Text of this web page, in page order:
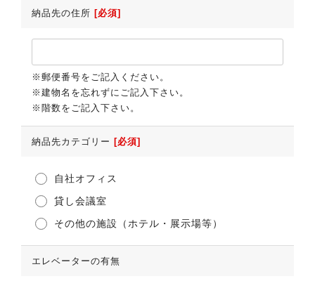
納品先の住所 [必須]
※郵便番号をご記入ください。
※建物名を忘れずにご記入下さい。
※階数をご記入下さい。
納品先カテゴリー [必須]
自社オフィス
貸し会議室
その他の施設（ホテル・展示場等）
エレベーターの有無